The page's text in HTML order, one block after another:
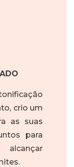
crio um
as suas
para